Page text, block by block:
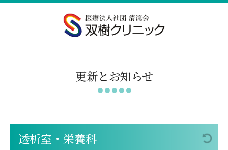
更新とお知らせ
透析室・栄養科